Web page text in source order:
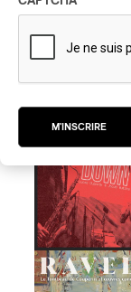
M'INSCRIRE